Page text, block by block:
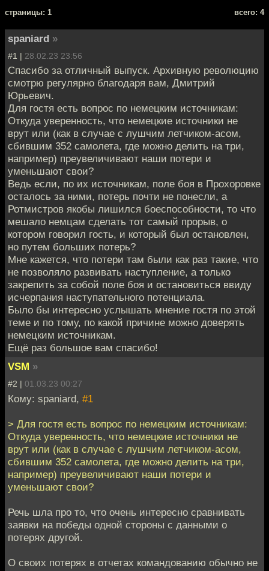
cтраницы: 1 всего: 4
spaniard »
#1 | 28.02.23 23:56
Спасибо за отличный выпуск. Архивную революцию
смотрю регулярно благодаря вам, Дмитрий
Юрьевич.
Для гостя есть вопрос по немецким источникам:
Откуда уверенность, что немецкие источники не
врут или (как в случае с лушчим летчиком-асом,
сбившим 352 самолета, где можно делить на три,
например) преувеличивают наши потери и
уменьшают свои?
Ведь если, по их источникам, поле боя в Прохоровке
осталось за ними, потерь почти не понесли, а
Ротмистров якобы лишился боеспособности, то что
мешало немцам сделать тот самый прорыв, о
котором говорил гость, и который был остановлен,
но путем больших потерь?
Мне кажется, что потери там были как раз такие, что
не позволяло развивать наступление, а только
закрепить за собой поле боя и остановиться ввиду
исчерпания наступательного потенциала.
Было бы интересно услышать мнение гостя по этой
теме и по тому, по какой причине можно доверять
немецким источникам.
Ещё раз большое вам спасибо!
VSM »
#2 | 01.03.23 00:27
Кому: spaniard, #1
> Для гостя есть вопрос по немецким источникам:
Откуда уверенность, что немецкие источники не
врут или (как в случае с лушчим летчиком-асом,
сбившим 352 самолета, где можно делить на три,
например) преувеличивают наши потери и
уменьшают свои?
Речь шла про то, что очень интересно сравнивать
заявки на победы одной стороны с данными о
потерях другой.
О своих потерях в отчетах командованию обычно не